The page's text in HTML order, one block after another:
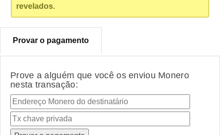
revelados.
Provar o pagamento
Prove a alguém que você os enviou Monero
nesta transação: